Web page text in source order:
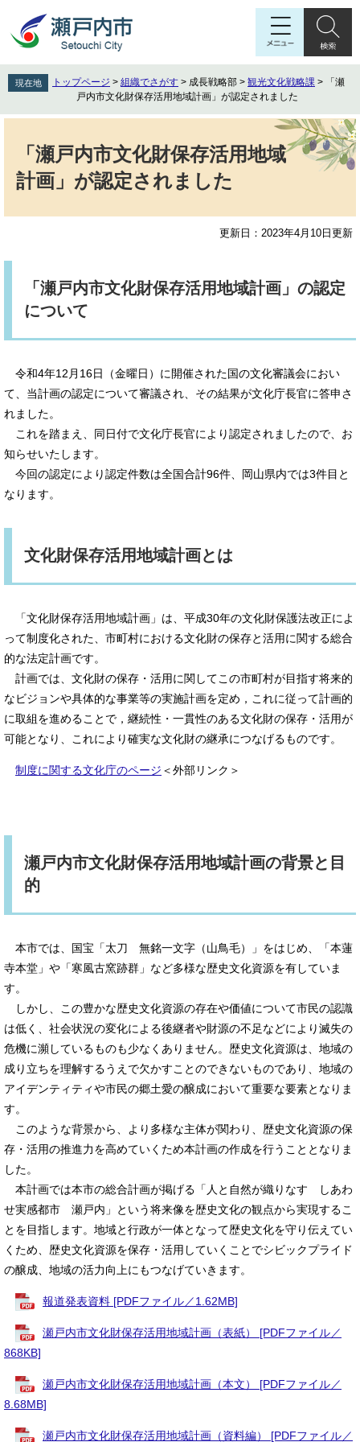
先
頭
を
飛
現在地 トップページ > 組織でさがす > 成長戦略部 > 観光文化戦略課 >
「瀬
戸内市文化財保存活用地域計画」が認定されました
「瀬戸内市文化財保存活用地域
計画」が認定されました
更新日：2023年4月10日更新
「瀬戸内市文化財保存活用地域計画」の認定
について
令和4年12月16日（金曜日）に開催された国の文化審議会におい
て、当計画の認定について審議され、その結果が文化庁長官に答申さ
れました。
これを踏まえ、同日付で文化庁長官により認定されましたので、お
知らせいたします。
今回の認定により認定件数は全国合計96件、岡山県内では3件目と
なります。
文化財保存活用地域計画とは
「文化財保存活用地域計画」は、平成30年の文化財保護法改正によ
って制度化された、市町村における文化財の保存と活用に関する総合
的な法定計画です。
計画では、文化財の保存・活用に関してこの市町村が目指す将来的
なビジョンや具体的な事業等の実施計画を定め，これに従って計画的
に取組を進めることで，継続性・一貫性のある文化財の保存・活用が
可能となり、これにより確実な文化財の継承につなげるものです。
制度に関する文化庁のページ ＜外部リンク＞
瀬戸内市文化財保存活用地域計画の背景と目
的
本市では、国宝「太刀 無銘一文字（山鳥毛）」をはじめ、「本蓮
寺本堂」や「寒風古窯跡群」など多様な歴史文化資源を有していま
す。
しかし、この豊かな歴史文化資源の存在や価値について市民の認識
は低く、社会状況の変化による後継者や財源の不足などにより滅失の
危機に瀕しているものも少なくありません。歴史文化資源は、地域の
成り立ちを理解するうえで欠かすことのできないものであり、地域の
アイデンティティや市民の郷土愛の醸成において重要な要素となりま
す。
このような背景から、より多様な主体が関わり、歴史文化資源の保
存・活用の推進力を高めていくため本計画の作成を行うこととなりま
した。
本計画では本市の総合計画が掲げる「人と自然が織りなす しあわ
せ実感都市 瀬戸内」という将来像を歴史文化の観点から実現するこ
とを目指します。地域と行政が一体となって歴史文化を守り伝えてい
くため、歴史文化資源を保存・活用していくことでシビックプライド
の醸成、地域の活力向上にもつなげていきます。
報道発表資料 [PDFファイル／1.62MB]
瀬戸内市文化財保存活用地域計画（表紙） [PDFファイル／
868KB]
瀬戸内市文化財保存活用地域計画（本文） [PDFファイル／
8.68MB]
瀬戸内市文化財保存活用地域計画（資料編） [PDFファイル／